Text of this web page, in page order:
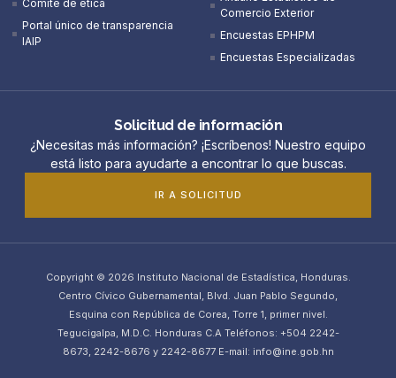
Comité de ética
Portal único de transparencia
IAIP
Comercio Exterior
Encuestas EPHPM
Encuestas Especializadas
Solicitud de información
¿Necesitas más información? ¡Escríbenos! Nuestro equipo
está listo para ayudarte a encontrar lo que buscas.
IR A SOLICITUD
Copyright © 2026 Instituto Nacional de Estadística, Honduras.
Centro Cívico Gubernamental, Blvd. Juan Pablo Segundo,
Esquina con República de Corea, Torre 1, primer nivel.
Tegucigalpa, M.D.C. Honduras C.A Teléfonos: +504 2242-
8673, 2242-8676 y 2242-8677 E-mail: info@ine.gob.hn